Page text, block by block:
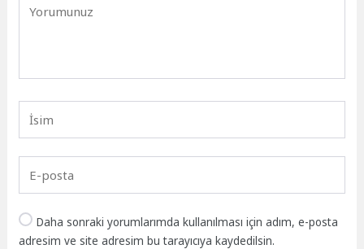
Daha sonraki yorumlarımda kullanılması için adım, e-posta
adresim ve site adresim bu tarayıcıya kaydedilsin.